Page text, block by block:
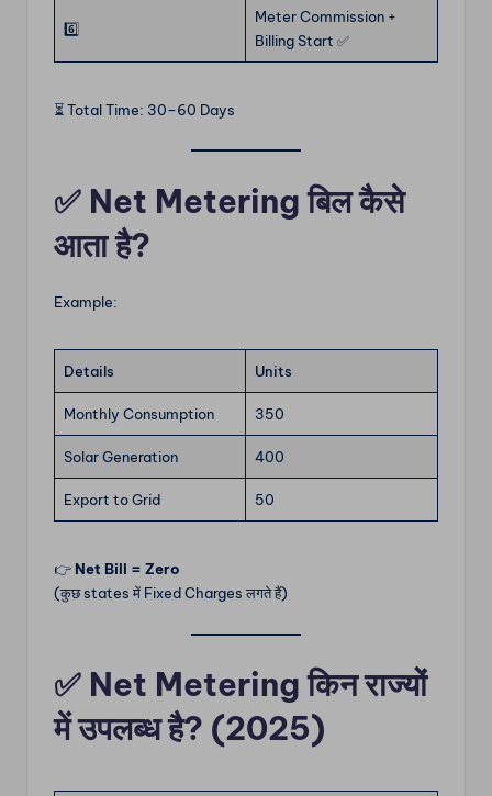
6️⃣
Meter Commission +
Billing Start ✅
⏳ Total Time: 30–60 Days
✅ Net Metering बिल कैसे
आता है?
Example:
Details Units
Monthly Consumption 350
Solar Generation 400
Export to Grid 50
👉 Net Bill = Zero
(कुछ states में Fixed Charges लगते हैं)
✅ Net Metering किन राज्यों
में उपलब्ध है? (2025)